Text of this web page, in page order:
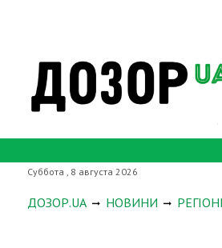
Суббота , 8 августа 2026
ДОЗОР.UA НОВИНИ